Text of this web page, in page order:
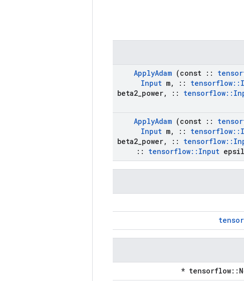
ApplyAdam (const ::
Input m, :: tensorflow::
beta2 power, :: tensorflow::
ApplyAdam (const ::
Input m, :: tensorflow::
beta2 power, :: tensorflow::
::
tensorflow:: Input